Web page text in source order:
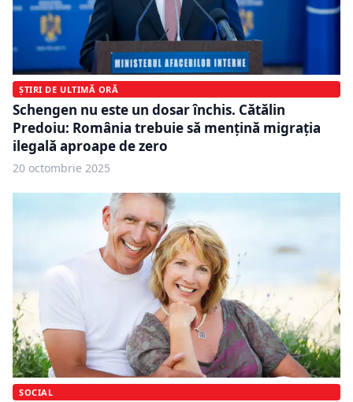
ȘTIRI DE ULTIMĂ ORĂ
Schengen nu este un dosar închis. Cătălin
Predoiu: România trebuie să mențină migrația
ilegală aproape de zero
20 octombrie 2025
SOCIAL